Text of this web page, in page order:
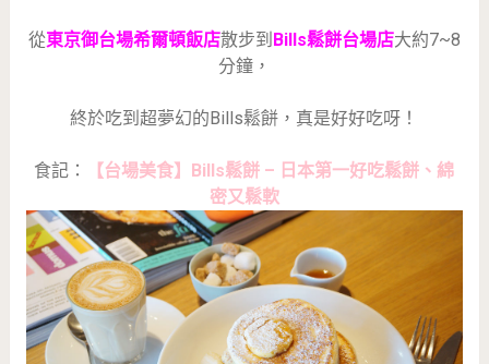
從東京御台場希爾頓飯店散步到 Bills鬆餅台場店大約7~8
分鐘，
終於吃到超夢幻的Bills鬆餅，真是好好吃呀！
食記：
【台場美食】Bills鬆餅 – 日本第一好吃鬆餅、綿
密又鬆軟